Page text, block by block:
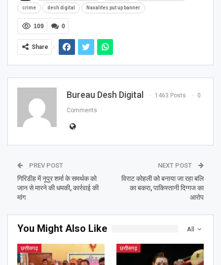
crime desh digital Naxalites put up banner
0
109
Share
Bureau Desh Digital 1463 Posts 0
Comments
PREV POST
गिरिडीह में नूपुर शर्मा के समर्थक को
जान से मारने की धमकी, कार्रवाई की
मांग
NEXT POST
विराट कोहली को बनाया जा रहा बलि
का बकरा, पाकिस्तानी दिग्गज का
आरोप
All
You Might Also Like
छत्तीसगढ़ छत्तीसगढ़